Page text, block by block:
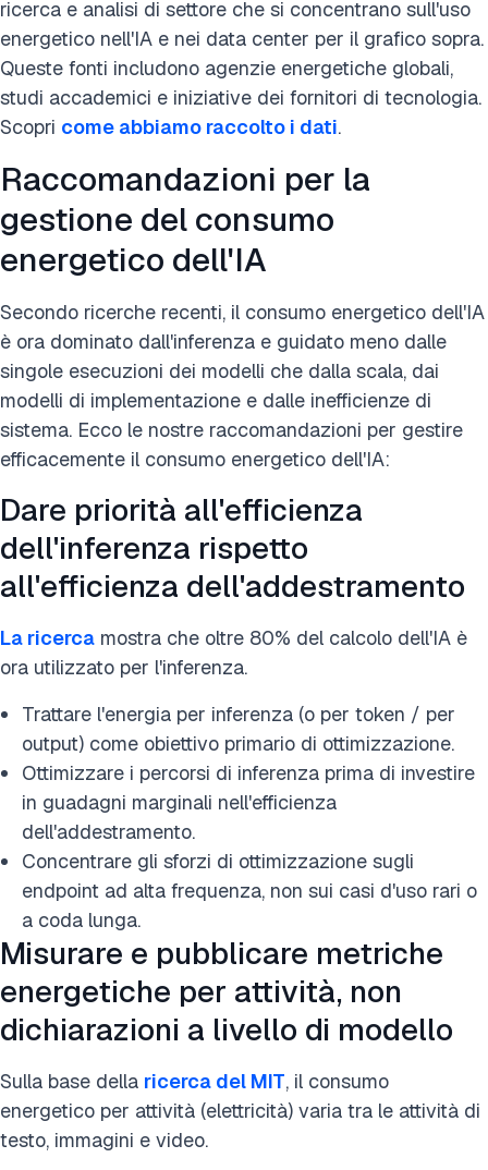
ricerca e analisi di settore che si concentrano sull'uso
energetico nell'IA e nei data center per il grafico sopra.
Queste fonti includono agenzie energetiche globali,
studi accademici e iniziative dei fornitori di tecnologia.
Scopri come abbiamo raccolto i dati.
Raccomandazioni per la
gestione del consumo
energetico dell'IA
Secondo ricerche recenti, il consumo energetico dell'IA
è ora dominato dall'inferenza e guidato meno dalle
singole esecuzioni dei modelli che dalla scala, dai
modelli di implementazione e dalle inefficienze di
sistema. Ecco le nostre raccomandazioni per gestire
efficacemente il consumo energetico dell'IA:
Dare priorità all'efficienza
dell'inferenza rispetto
all'efficienza dell'addestramento
La ricerca mostra che oltre 80% del calcolo dell'IA è
ora utilizzato per l'inferenza.
Trattare l'energia per inferenza (o per token / per
output) come obiettivo primario di ottimizzazione.
Ottimizzare i percorsi di inferenza prima di investire
in guadagni marginali nell'efficienza
dell'addestramento.
Concentrare gli sforzi di ottimizzazione sugli
endpoint ad alta frequenza, non sui casi d'uso rari o
a coda lunga.
Misurare e pubblicare metriche
energetiche per attività, non
dichiarazioni a livello di modello
Sulla base della ricerca del MIT, il consumo
energetico per attività (elettricità) varia tra le attività di
testo, immagini e video.